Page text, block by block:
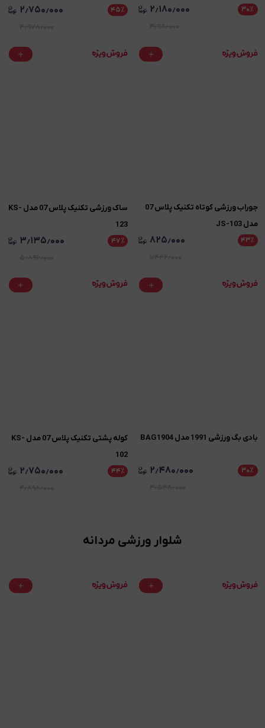
۳۰٪ ۲٫۱۸۰٫۰۰۰ ۴۵٪ ۲٫۷۵۰٫۰۰۰
جوراب ورزشی کوتاه تکنیک پلاس 07
مدل JS-103
۴۳٪ ۸۲۵٫۰۰۰
ساک ورزشی تکنیک پلاس 07 مدل KS-
123
۴۷٪ ۳٫۱۳۵٫۰۰۰
بادی بگ ورزشی 1991 مدل BAG1904
۳۰٪ ۲٫۴۸۰٫۰۰۰
کوله پشتی تکنیک پلاس 07 مدل KS-
102
۴۴٪ ۲٫۷۵۰٫۰۰۰
شلوار ورزشی مردانه